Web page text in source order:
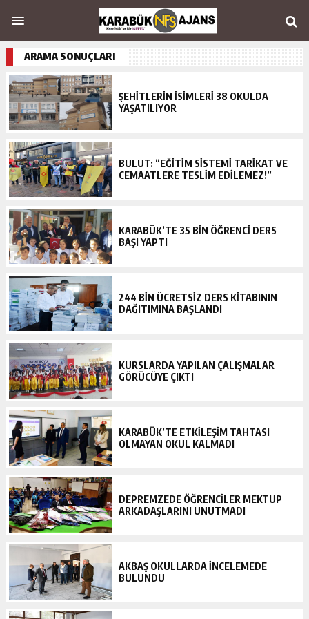
ARAMA SONUÇLARI
ŞEHİTLERİN İSİMLERİ 38 OKULDA
YAŞATILIYOR
BULUT: “EĞİTİM SİSTEMİ TARİKAT VE
CEMAATLERE TESLİM EDİLEMEZ!”
KARABÜK’TE 35 BİN ÖĞRENCİ DERS
BAŞI YAPTI
244 BİN ÜCRETSİZ DERS KİTABININ
DAĞITIMINA BAŞLANDI
KURSLARDA YAPILAN ÇALIŞMALAR
GÖRÜCÜYE ÇIKTI
KARABÜK’TE ETKİLEŞİM TAHTASI
OLMAYAN OKUL KALMADI
DEPREMZEDE ÖĞRENCİLER MEKTUP
ARKADAŞLARINI UNUTMADI
AKBAŞ OKULLARDA İNCELEMEDE
BULUNDU